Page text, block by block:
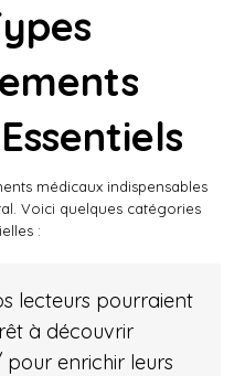
médicaux indispensables
Voici quelques catégories
:
lecteurs pourraient
à découvrir
pour enrichir leurs